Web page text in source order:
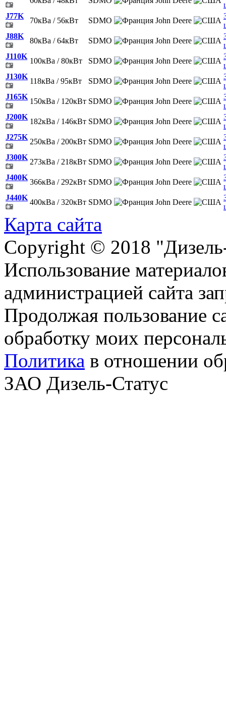
J77K
70кВа / 56кВт SDMO John Deere
J88K
80кВа / 64кВт SDMO John Deere
J110K
100кВа / 80кВт SDMO John Deere
J130K
118кВа / 95кВт SDMO John Deere
J165K
150кВа / 120кВт SDMO John Deere
J200K
182кВа / 146кВт SDMO John Deere
J275K
250кВа / 200кВт SDMO John Deere
J300K
273кВа / 218кВт SDMO John Deere
J400K
366кВа / 292кВт SDMO John Deere
J440K
400кВа / 320кВт SDMO John Deere
Карта сайта
Copyright © 2018
Использование
администрацией сайта
Продолжая пользование
обработку моих
Политика в отношении
ЗАО Дизель-Статус